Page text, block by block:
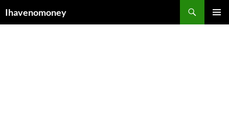
텐Ihavenomoney
색